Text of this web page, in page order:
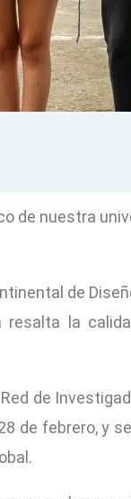
de nuestra
de
la
de
de febrero,